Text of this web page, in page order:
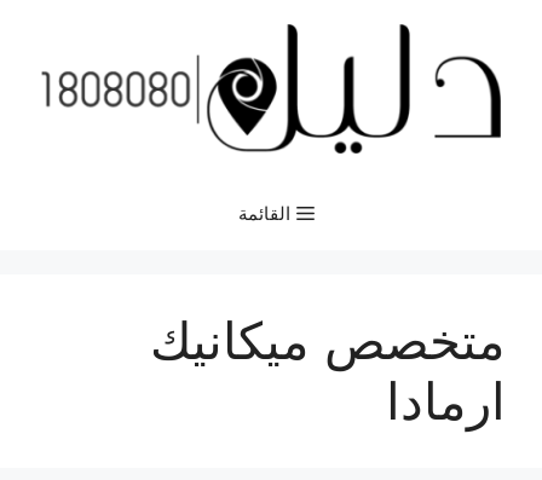
المحتوى
القائمة
متخصص ميكانيك
ارمادا